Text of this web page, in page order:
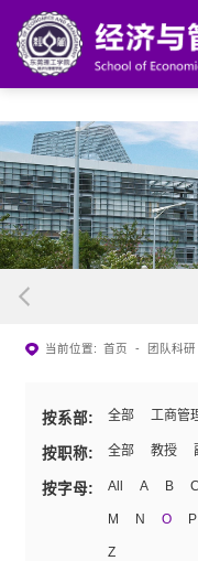
beats365(
当前位置: 首页 - 团队科研
按系部: 全部 工商管
按职称: 全部 教授
按字母: All A B C
M N O P
Z